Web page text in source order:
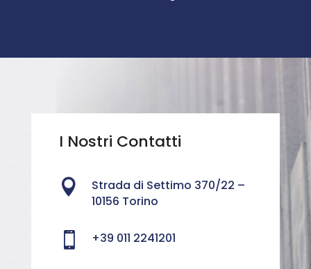
I Nostri Contatti

Strada di Settimo 370/22 –
10156 Torino
 +39 011 2241201